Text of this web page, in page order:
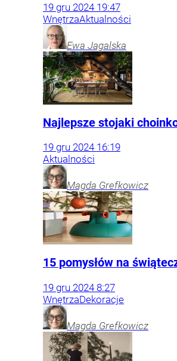
19 gru 2024 19:47
WnętrzaAktualności
Ewa Jagalska
Najlepsze stojaki
19 gru 2024 16:19
Aktualności
Magda Grefkowicz
15 pomysłów na
19 gru 2024 8:27
WnętrzaDekoracje
Magda Grefkowicz